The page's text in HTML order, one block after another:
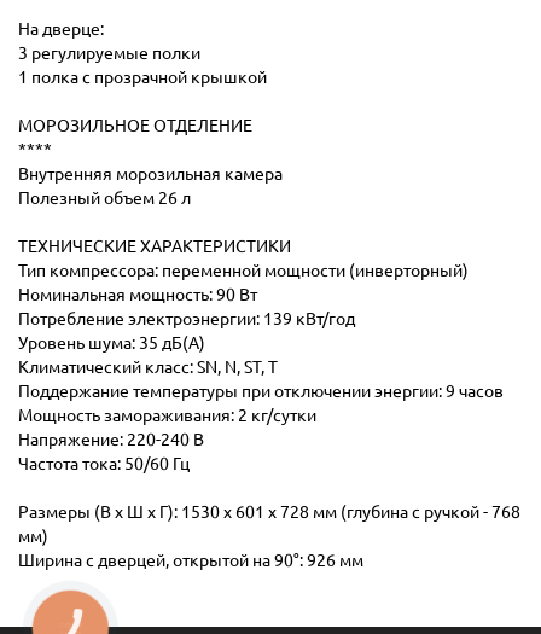
На дверце:
3 регулируемые полки
1 полка с прозрачной крышкой
МОРОЗИЛЬНОЕ ОТДЕЛЕНИЕ
****
Внутренняя морозильная камера
Полезный объем 26 л
ТЕХНИЧЕСКИЕ ХАРАКТЕРИСТИКИ
Тип компрессора: переменной мощности (инверторный)
Номинальная мощность: 90 Вт
Потребление электроэнергии: 139 кВт/год
Уровень шума: 35 дБ(А)
Климатический класс: SN, N, ST, T
Поддержание температуры при отключении энергии: 9 часов
Мощность замораживания: 2 кг/сутки
Напряжение: 220-240 В
Частота тока: 50/60 Гц
Размеры (В х Ш х Г): 1530 х 601 х 728 мм (глубина с ручкой - 768
мм)
Ширина с дверцей, открытой на 90°: 926 мм
КНОПКА